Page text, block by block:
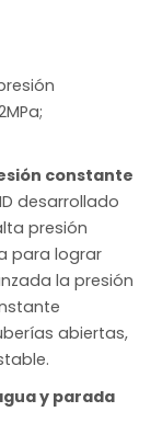
constante
desarrollado
presión
para lograr
la presión
abiertas,
y parada